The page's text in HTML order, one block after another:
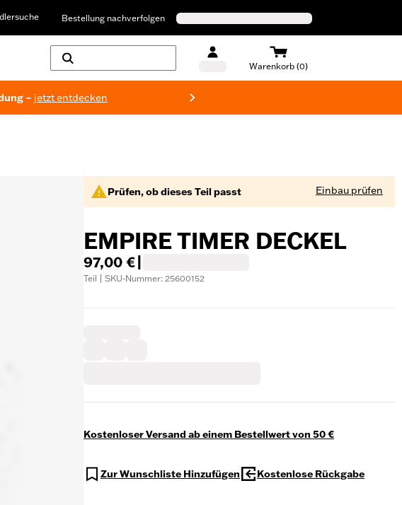
Bestellung nachverfolgen
Warenkorb (0)
– jetzt entdecken
Prüfen, ob dieses Teil passt Einbau prüfen
EMPIRE TIMER DECKEL
97,00 €
Teil | SKU-Nummer: 25600152
Kostenloser Versand ab einem Bestellwert von 50 €
Zur Wunschliste Hinzufügen Kostenlose Rückgabe